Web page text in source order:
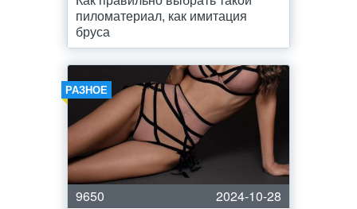
пиломатериал, как имитация
бруса
РАЗНОЕ
9650
2024-10-28